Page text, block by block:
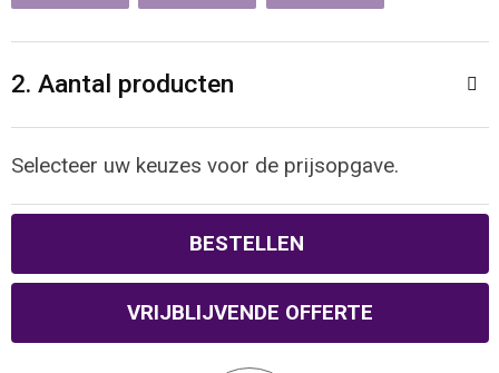
Sporttassen
Strandtassen
Tablettassen
Waterbestendige tassen
Gehoorbescherming
Ademhalingsbescherming
2. Aantal producten
Selecteer uw keuzes voor de prijsopgave.
BESTELLEN
VRIJBLIJVENDE OFFERTE